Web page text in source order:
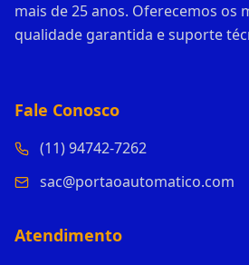
mais de 25 anos. Oferecemos os
qualidade garantida e suporte
Fale Conosco
(11) 94742-7262
sac@portaoautomatico.com
Atendimento